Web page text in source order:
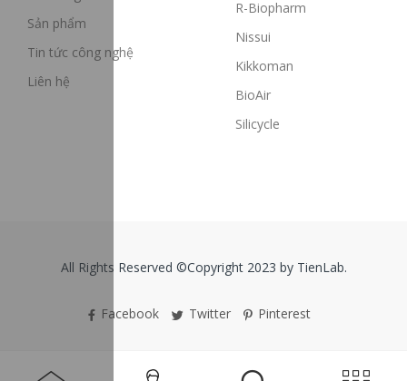
Sản phẩm
Tin tức công nghệ
Liên hệ
R-Biopharm
Nissui
Kikkoman
BioAir
Silicycle
All Rights Reserved ©Copyright 2023 by TienLab.
Facebook Twitter Pinterest